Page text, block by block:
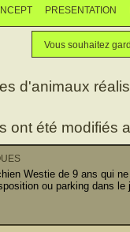
PRESENTATION
Vous souhaitez
d'animaux
ont été modifiés
Westie de 9 ans qui
ou parking dans le